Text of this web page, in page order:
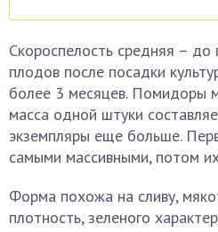
Скороспелость средняя – до
плодов после посадки
более 3 месяцев. Помидоры
масса одной штуки
экземпляры еще больше.
самыми массивными, потом
Форма похожа на сливу,
плотность, зеленого